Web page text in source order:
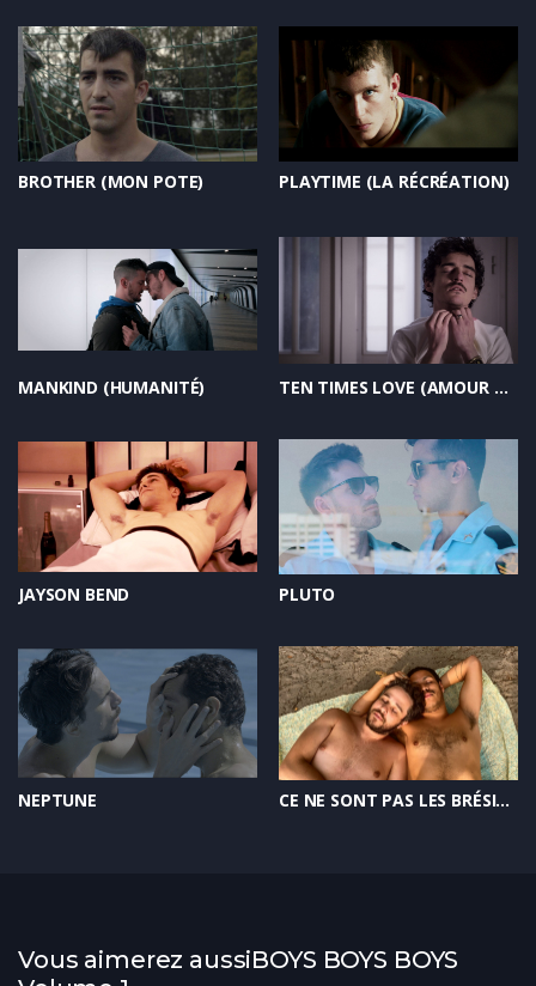
BROTHER (MON POTE) PLAYTIME (LA RÉCRÉATION)
MANKIND (HUMANITÉ) TEN TIMES LOVE (AMOUR DECUPLÉ)
JAYSON BEND PLUTO
NEPTUNE CE NE SONT PAS LES BRÉSILIENS QUI SONT DES PERVERS MAIS LA SITUATION DANS LAQUELLE ILS SE TROUVENT
Vous aimerez aussiBOYS BOYS BOYS